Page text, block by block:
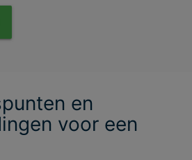
en
voor een